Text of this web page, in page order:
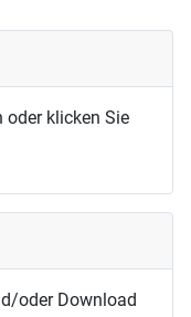
oder klicken Sie
oder Download